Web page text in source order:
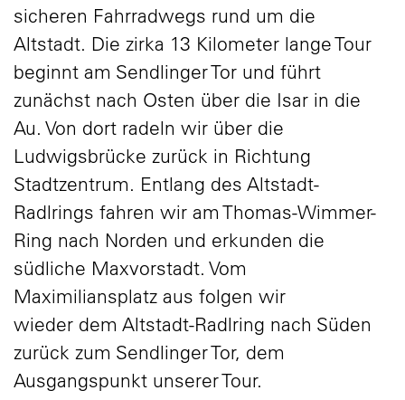
sicheren Fahrradwegs rund um die
Altstadt. Die zirka 13 Kilometer lange Tour
beginnt am Sendlinger Tor und führt
zunächst nach Osten über die Isar in die
Au. Von dort radeln wir über die
Ludwigsbrücke zurück in Richtung
Stadtzentrum. Entlang des Altstadt-
Radlrings fahren wir am Thomas-Wimmer-
Ring nach Norden und erkunden die
südliche Maxvorstadt. Vom
Maximiliansplatz aus folgen wir
wieder dem Altstadt-Radlring nach Süden
zurück zum Sendlinger Tor, dem
Ausgangspunkt unserer Tour.